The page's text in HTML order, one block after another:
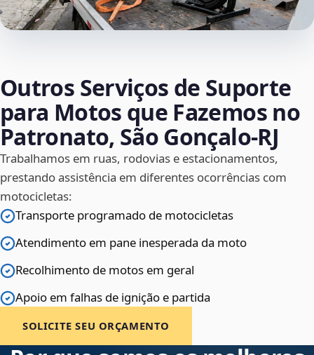
Outros Serviços de Suporte
para Motos que Fazemos no
Patronato, São Gonçalo‑RJ
Trabalhamos em ruas, rodovias e estacionamentos,
prestando assistência em diferentes ocorrências com
motocicletas:
Transporte programado de motocicletas
Atendimento em pane inesperada da moto
Recolhimento de motos em geral
Apoio em falhas de ignição e partida
SOLICITE SEU ORÇAMENTO